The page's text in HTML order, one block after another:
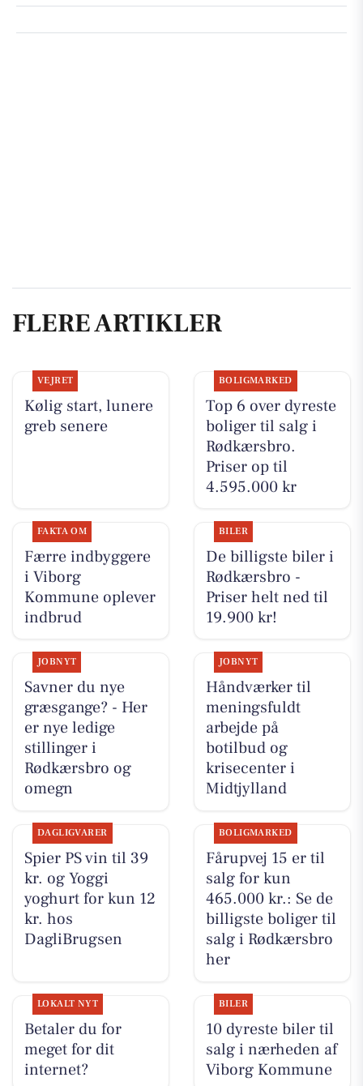
FLERE ARTIKLER
VEJRET
Kølig start, lunere
greb senere
BOLIGMARKED
Top 6 over dyreste
boliger til salg i
Rødkærsbro.
Priser op til
4.595.000 kr
FAKTA OM
Færre indbyggere
i Viborg
Kommune oplever
indbrud
BILER
De billigste biler i
Rødkærsbro -
Priser helt ned til
19.900 kr!
JOBNYT
Savner du nye
græsgange? - Her
er nye ledige
stillinger i
Rødkærsbro og
omegn
JOBNYT
Håndværker til
meningsfuldt
arbejde på
botilbud og
krisecenter i
Midtjylland
DAGLIGVARER
Spier PS vin til 39
kr. og Yoggi
yoghurt for kun 12
kr. hos
DagliBrugsen
BOLIGMARKED
Fårupvej 15 er til
salg for kun
465.000 kr.: Se de
billigste boliger til
salg i Rødkærsbro
her
LOKALT NYT
Betaler du for
meget for dit
internet?
BILER
10 dyreste biler til
salg i nærheden af
Viborg Kommune